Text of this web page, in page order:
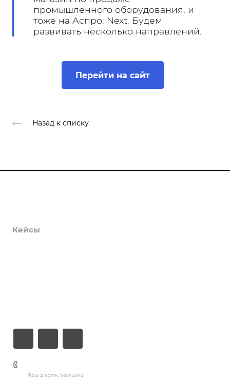
промышленного оборудования, и
тоже на Аспро: Next. Будем
развивать несколько направлений.
Перейти на сайт
Назад к списку
Кейсы